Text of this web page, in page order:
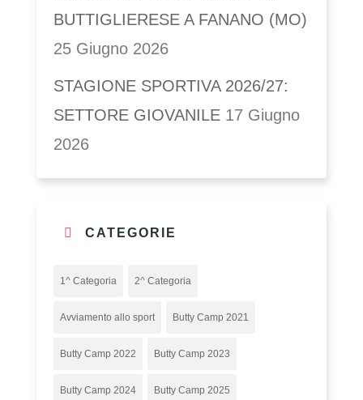
BUTTIGLIERESE A FANANO (MO)
25 Giugno 2026
STAGIONE SPORTIVA 2026/27:
SETTORE GIOVANILE 17 Giugno
2026
CATEGORIE
1^ Categoria 2^ Categoria
Avviamento allo sport Butty Camp 2021
Butty Camp 2022 Butty Camp 2023
Butty Camp 2024 Butty Camp 2025